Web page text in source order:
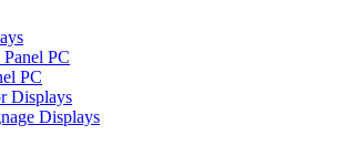
PC
PC
Displays
Displays